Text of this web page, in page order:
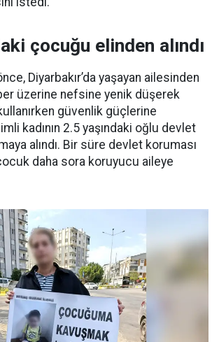
çocuğu elinden alındı
Diyarbakır’da yaşayan ailesinden
üzerine nefsine yenik düşerek
güvenlik güçlerine
kadının 2.5 yaşındaki oğlu devlet
alındı. Bir süre devlet koruması
daha sora koruyucu aileye